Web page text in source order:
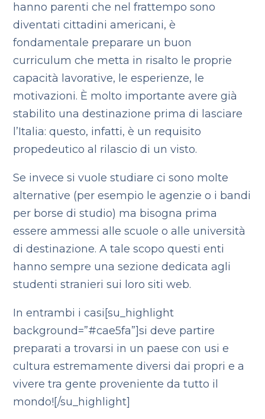
hanno parenti che nel frattempo sono
diventati cittadini americani, è
fondamentale preparare un buon
curriculum che metta in risalto le proprie
capacità lavorative, le esperienze, le
motivazioni. È molto importante avere già
stabilito una destinazione prima di lasciare
l’Italia: questo, infatti, è un requisito
propedeutico al rilascio di un visto.
Se invece si vuole studiare ci sono molte
alternative (per esempio le agenzie o i bandi
per borse di studio) ma bisogna prima
essere ammessi alle scuole o alle università
di destinazione. A tale scopo questi enti
hanno sempre una sezione dedicata agli
studenti stranieri sui loro siti web.
In entrambi i casi[su_highlight
background=”#cae5fa”]si deve partire
preparati a trovarsi in un paese con usi e
cultura estremamente diversi dai propri e a
vivere tra gente proveniente da tutto il
mondo![/su_highlight]